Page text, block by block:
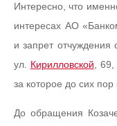
Интересно, что
интересах АО
и запрет
ул. Кирилловской, 69,
за которое до сих
До обращения